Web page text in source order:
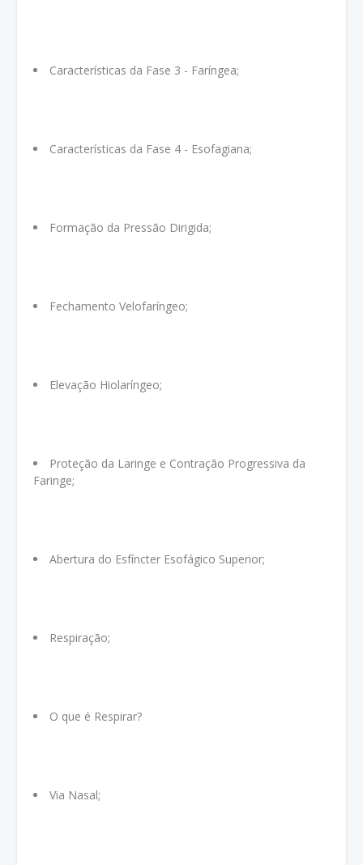
Características da Fase 3 - Faríngea;
Características da Fase 4 - Esofagiana;
Formação da Pressão Dirigida;
Fechamento Velofaríngeo;
Elevação Hiolaríngeo;
Proteção da Laringe e Contração Progressiva da
Faringe;
Abertura do Esfíncter Esofágico Superior;
Respiração;
O que é Respirar?
Via Nasal;